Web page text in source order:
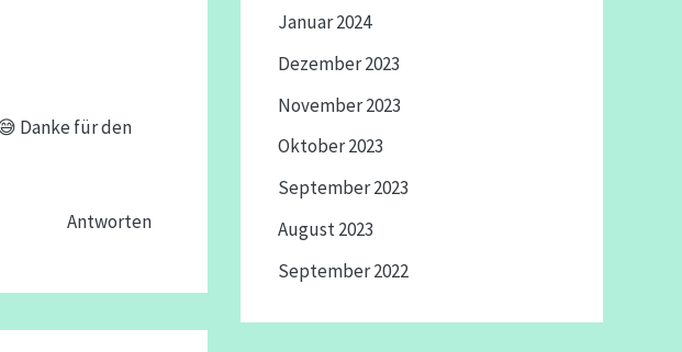
Danke für den
Antworten
Januar 2024
Dezember 2023
November 2023
Oktober 2023
September 2023
August 2023
September 2022